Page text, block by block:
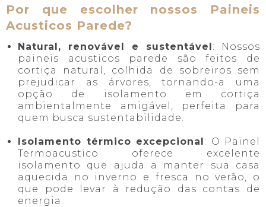
Por que escolher nossos Paineis
Acusticos Parede?
Natural, renovável e sustentável: Nossos
paineis acusticos parede são feitos de
cortiça natural, colhida de sobreiros sem
prejudicar as árvores, tornando-a uma
opção de isolamento em cortiça
ambientalmente amigável, perfeita para
quem busca sustentabilidade.
Isolamento térmico excepcional: O Painel
Termoacustico oferece excelente
isolamento que ajuda a manter sua casa
aquecida no inverno e fresca no verão, o
que pode levar à redução das contas de
energia.